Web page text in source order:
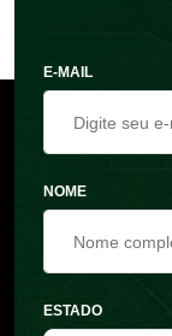
E-MAIL
NOME
ESTADO